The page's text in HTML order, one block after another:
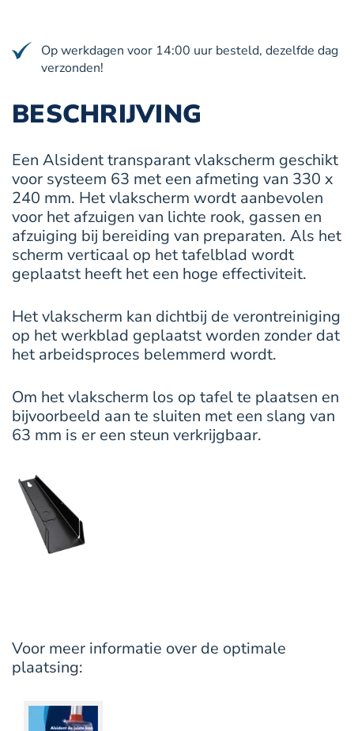
aantal
Op werkdagen voor 14:00 uur besteld, dezelfde dag
verzonden!
BESCHRIJVING
Een Alsident transparant vlakscherm geschikt
voor systeem 63 met een afmeting van 330 x
240 mm. Het vlakscherm wordt aanbevolen
voor het afzuigen van lichte rook, gassen en
afzuiging bij bereiding van preparaten. Als het
scherm verticaal op het tafelblad wordt
geplaatst heeft het een hoge effectiviteit.
Het vlakscherm kan dichtbij de verontreiniging
op het werkblad geplaatst worden zonder dat
het arbeidsproces belemmerd wordt.
Om het vlakscherm los op tafel te plaatsen en
bijvoorbeeld aan te sluiten met een slang van
63 mm is er een steun verkrijgbaar.
Voor meer informatie over de optimale
plaatsing: